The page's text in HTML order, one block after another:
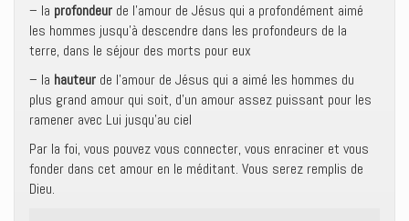
– la profondeur de l’amour de Jésus qui a profondément aimé
les hommes jusqu’à descendre dans les profondeurs de la
terre, dans le séjour des morts pour eux
– la hauteur de l’amour de Jésus qui a aimé les hommes du
plus grand amour qui soit, d’un amour assez puissant pour les
ramener avec Lui jusqu’au ciel
Par la foi, vous pouvez vous connecter, vous enraciner et vous
fonder dans cet amour en le méditant. Vous serez remplis de
Dieu.